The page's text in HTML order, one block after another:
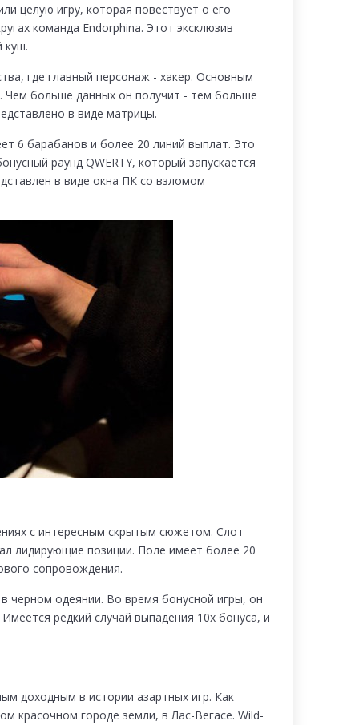
целую игру, которая повествует о его
команда Endorphina. Этот эксклюзив
куш.
где главный персонаж - хакер. Основным
Чем больше данных он получит - тем больше
в виде матрицы.
6 барабанов и более 20 линий выплат. Это
раунд QWERTY, который запускается
в виде окна ПК со взломом
с интересным скрытым сюжетом. Слот
лидирующие позиции. Поле имеет более 20
сопровождения.
черном одеянии. Во время бонусной игры, он
редкий случай выпадения 10x бонуса, и
доходным в истории азартных игр. Как
красочном городе земли, в Лас-Вегасе. Wild-